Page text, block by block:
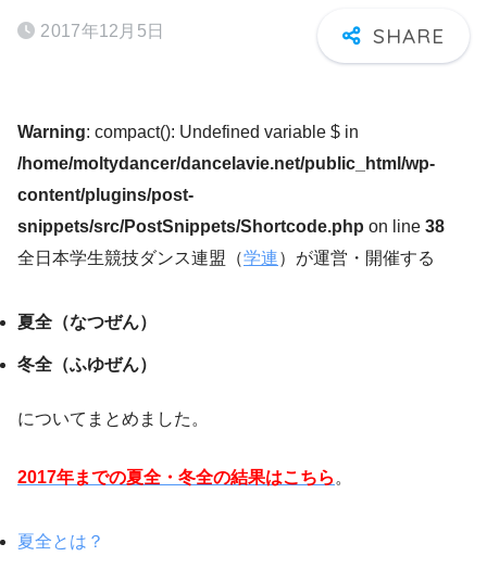
2017年12月5日
Warning: compact(): Undefined variable $ in
/home/moltydancer/dancelavie.net/public_html/wp-
content/plugins/post-
snippets/src/PostSnippets/Shortcode.php on line 38
全日本学生競技ダンス連盟（学連）が運営・開催する
夏全（なつぜん）
冬全（ふゆぜん）
についてまとめました。
2017年までの夏全・冬全の結果はこちら 。
夏全とは？